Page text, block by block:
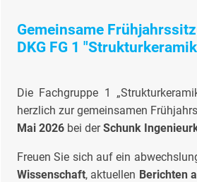
Gemeinsame
DKG FG 1
Die Fachgruppe 1
herzlich zur gemeinsamen
Mai 2026 bei derSchunk
Freuen Sie sich auf ein
Wissenschaft, aktuellen Berichten